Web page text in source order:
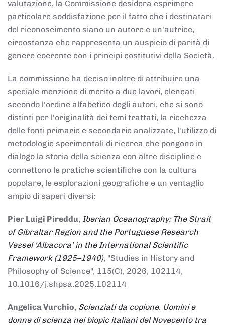
valutazione, la Commissione desidera esprimere
particolare soddisfazione per il fatto che i destinatari
del riconoscimento siano un autore e un'autrice,
circostanza che rappresenta un auspicio di parità di
genere coerente con i principi costitutivi della Società.
La commissione ha deciso inoltre di attribuire una
speciale menzione di merito a due lavori, elencati
secondo l'ordine alfabetico degli autori, che si sono
distinti per l'originalità dei temi trattati, la ricchezza
delle fonti primarie e secondarie analizzate, l'utilizzo di
metodologie sperimentali di ricerca che pongono in
dialogo la storia della scienza con altre discipline e
connettono le pratiche scientifiche con la cultura
popolare, le esplorazioni geografiche e un ventaglio
ampio di saperi diversi:
Pier Luigi Pireddu, Iberian Oceanography: The Strait
of Gibraltar Region and the Portuguese Research
Vessel 'Albacora' in the International Scientific
Framework (1925–1940), "Studies in History and
Philosophy of Science", 115(C), 2026, 102114,
10.1016/j.shpsa.2025.102114
Angelica Vurchio, Scienziati da copione. Uomini e
donne di scienza nei biopic italiani del Novecento tra